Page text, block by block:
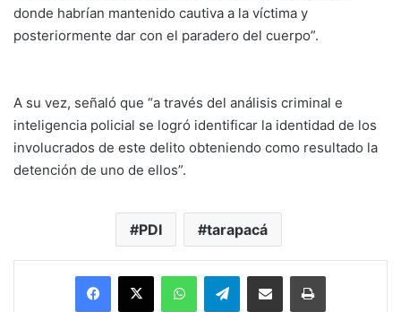
donde habrían mantenido cautiva a la víctima y
posteriormente dar con el paradero del cuerpo”.
A su vez, señaló que “a través del análisis criminal e
inteligencia policial se logró identificar la identidad de los
involucrados de este delito obteniendo como resultado la
detención de uno de ellos”.
PDI tarapacá
Facebook
X WhatsAppTelegramEnviar vía email Imprimir